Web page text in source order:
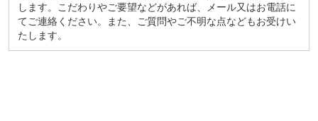
します。こだわりやご要望などがあれば、メール又はお電話に
てご連絡ください。また、ご質問やご不明な点などもお受けい
たします。